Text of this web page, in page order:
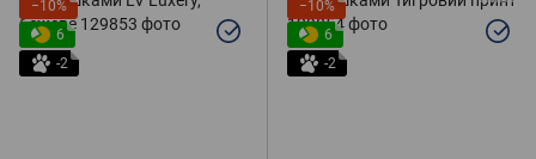
−10%
6
-2
−10%
6
-2